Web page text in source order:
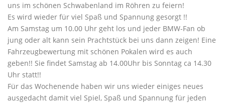
uns im schönen Schwabenland im Röhren zu feiern!
Es wird wieder für viel Spaß und Spannung gesorgt !!
Am Samstag um 10.00 Uhr geht los und jeder BMW-Fan ob
jung oder alt kann sein Prachtstück bei uns dann zeigen! Eine
Fahrzeugbewertung mit schönen Pokalen wird es auch
geben!! Sie findet Samstag ab 14.00Uhr bis Sonntag ca 14.30
Uhr statt!!
Für das Wochenende haben wir uns wieder einiges neues
ausgedacht damit viel Spiel, Spaß und Spannung für jeden